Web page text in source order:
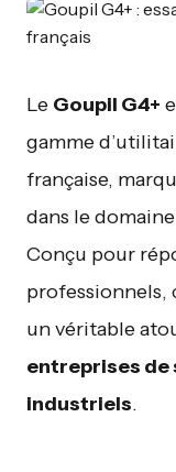
Le Goupil G4+
gamme
française,
dans le
Conçu pour
professionnels,
un véritable
entreprises de
industriels.